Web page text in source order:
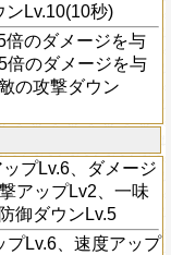
ンLv.10(10秒)
倍のダメージを与
倍のダメージを与
の攻撃ダウン
プLv.6、ダメージ
アップLv2、一味
御ダウンLv.5
プLv.6、速度アップ